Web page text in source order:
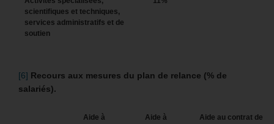
scientifiques et techniques,
services administratifs et de
soutien
[6] Recours aux mesures du plan de relance (% de
salariés).
Aide à
Aide à
Aide au contrat de